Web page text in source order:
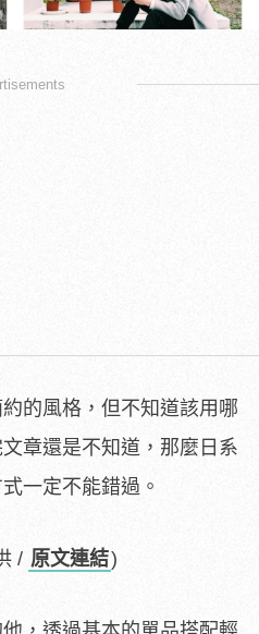
的風格，但不知道該用哪
章還是不知道，那麼日系
一定不能錯過。
/ 原文連結)